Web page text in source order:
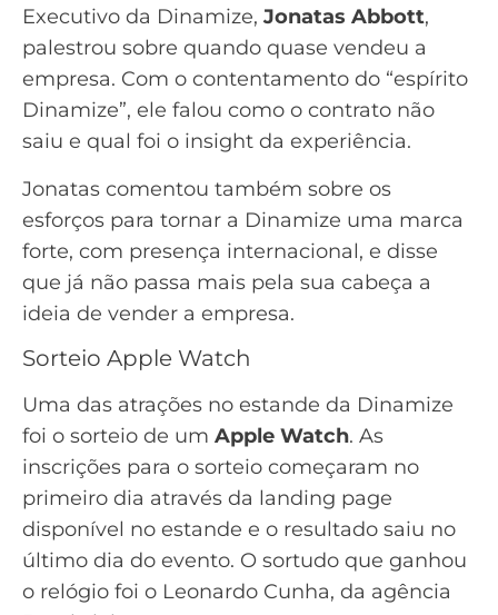
Executivo da Dinamize, Jonatas Abbott,
palestrou sobre quando quase vendeu a
empresa. Com o contentamento do “espírito
Dinamize”, ele falou como o contrato não
saiu e qual foi o insight da experiência.
Jonatas comentou também sobre os
esforços para tornar a Dinamize uma marca
forte, com presença internacional, e disse
que já não passa mais pela sua cabeça a
ideia de vender a empresa.
Sorteio Apple Watch
Uma das atrações no estande da Dinamize
foi o sorteio de um Apple Watch. As
inscrições para o sorteio começaram no
primeiro dia através da landing page
disponível no estande e o resultado saiu no
último dia do evento. O sortudo que ganhou
o relógio foi o Leonardo Cunha, da agência